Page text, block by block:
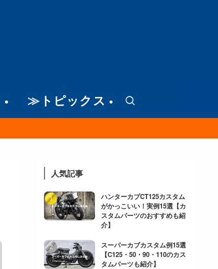
≫トピックス
人気記事
ハンターカブCT125カスタム
がかっこいい！実例15選【カ
スタムパーツのおすすめも紹
介】
スーパーカブカスタム例15選
【C125・50・90・110のカス
タムパーツも紹介】